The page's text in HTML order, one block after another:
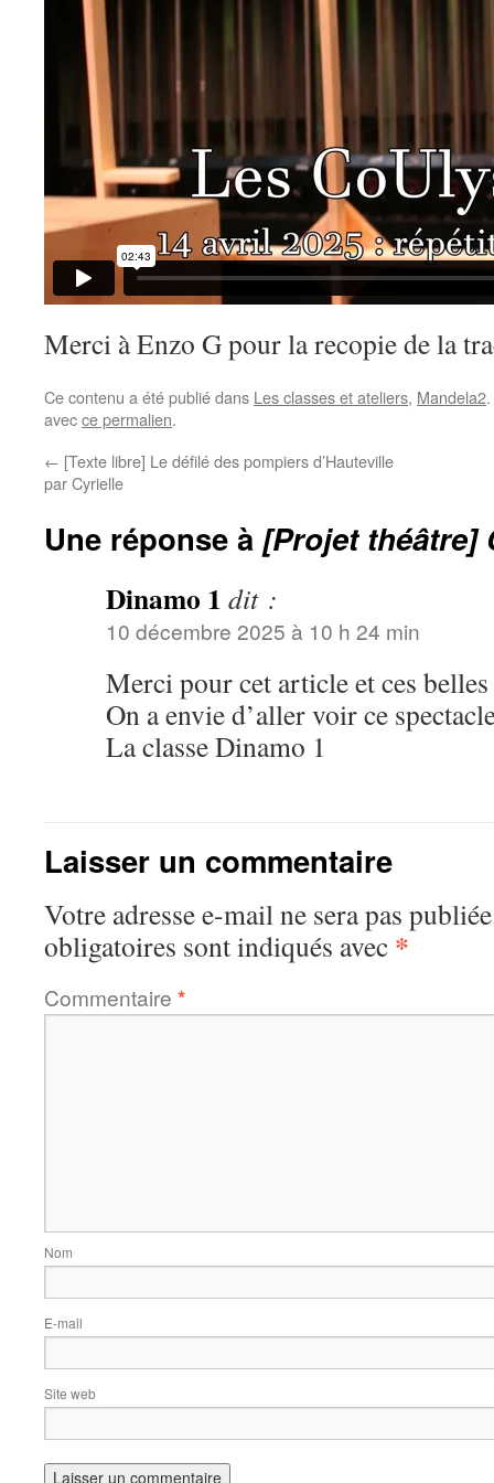
Merci à Enzo G pour la recopie de la
Ce contenu a été publié dans Les classes et ateliers, Mandela2
avecce permalien.
← [Texte libre] Le défilé des pompiers d’Hauteville
par Cyrielle
Une réponse à [Projet théâtre]
Dinamo 1 dit :
10 décembre 2025 à 10 h 24 min
Merci pour cet article et ces
On a envie d’aller voir ce
La classe Dinamo 1
Laisser un commentaire
Votre adresse e-mail ne sera pas
obligatoires sont indiqués avec *
Commentaire *
Nom
E-mail
Site web